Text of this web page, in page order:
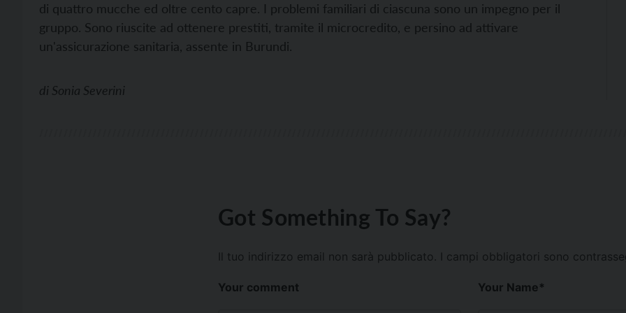
di quattro mucche ed oltre cento capre. I problemi familiari di ciascuna sono un impegno per il
gruppo. Sono riuscite ad ottenere prestiti, tramite il microcredito, e persino ad attivare
un'assicurazione sanitaria, assente in Burundi.
di Sonia Severini
Got Something To Say?
Il tuo indirizzo email non sarà pubblicato. I campi obbligatori sono
Your comment Your Name*